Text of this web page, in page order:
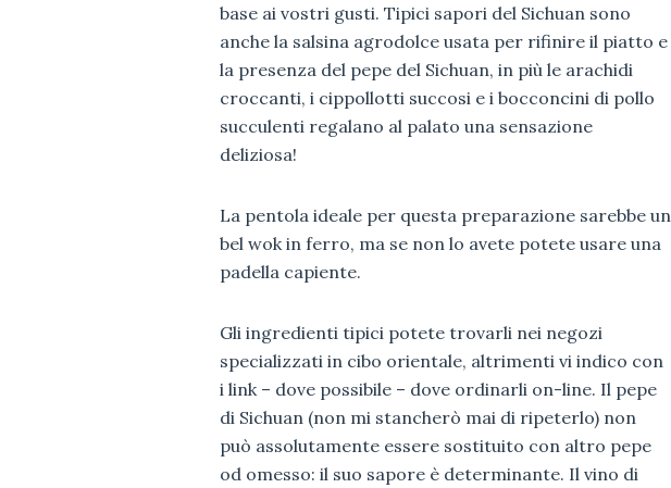
base ai vostri gusti. Tipici sapori del Sichuan sono
anche la salsina agrodolce usata per rifinire il piatto e
la presenza del pepe del Sichuan, in più le arachidi
croccanti, i cippollotti succosi e i bocconcini di pollo
succulenti regalano al palato una sensazione
deliziosa!
La pentola ideale per questa preparazione sarebbe un
bel wok in ferro, ma se non lo avete potete usare una
padella capiente.
Gli ingredienti tipici potete trovarli nei negozi
specializzati in cibo orientale, altrimenti vi indico con
i link – dove possibile – dove ordinarli on-line. Il pepe
di Sichuan (non mi stancherò mai di ripeterlo) non
può assolutamente essere sostituito con altro pepe
od omesso: il suo sapore è determinante. Il vino di